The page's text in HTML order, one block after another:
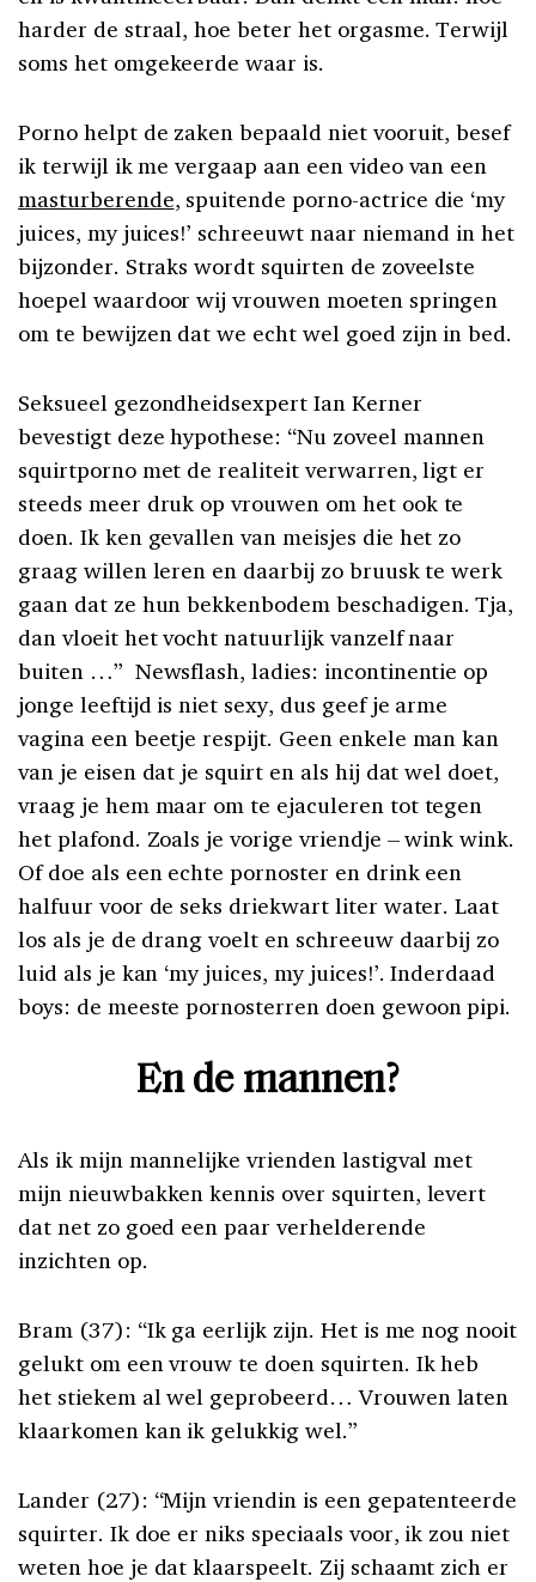
harder de straal, hoe beter het orgasme. Terwijl
soms het omgekeerde waar is.
Porno helpt de zaken bepaald niet vooruit, besef
ik terwijl ik me vergaap aan een video van een
masturberende, spuitende porno-actrice die ‘my
juices, my juices!’ schreeuwt naar niemand in het
bijzonder. Straks wordt squirten de zoveelste
hoepel waardoor wij vrouwen moeten springen
om te bewijzen dat we echt wel goed zijn in bed.
Seksueel gezondheidsexpert Ian Kerner
bevestigt deze hypothese: “Nu zoveel mannen
squirtporno met de realiteit verwarren, ligt er
steeds meer druk op vrouwen om het ook te
doen. Ik ken gevallen van meisjes die het zo
graag willen leren en daarbij zo bruusk te werk
gaan dat ze hun bekkenbodem beschadigen. Tja,
dan vloeit het vocht natuurlijk vanzelf naar
buiten …” Newsflash, ladies: incontinentie op
jonge leeftijd is niet sexy, dus geef je arme
vagina een beetje respijt. Geen enkele man kan
van je eisen dat je squirt en als hij dat wel doet,
vraag je hem maar om te ejaculeren tot tegen
het plafond. Zoals je vorige vriendje – wink wink.
Of doe als een echte pornoster en drink een
halfuur voor de seks driekwart liter water. Laat
los als je de drang voelt en schreeuw daarbij zo
luid als je kan ‘my juices, my juices!’. Inderdaad
boys: de meeste pornosterren doen gewoon pipi.
En de mannen?
Als ik mijn mannelijke vrienden lastigval met
mijn nieuwbakken kennis over squirten, levert
dat net zo goed een paar verhelderende
inzichten op.
Bram (37): “Ik ga eerlijk zijn. Het is me nog nooit
gelukt om een vrouw te doen squirten. Ik heb
het stiekem al wel geprobeerd… Vrouwen laten
klaarkomen kan ik gelukkig wel.”
Lander (27): “Mijn vriendin is een gepatenteerde
squirter. Ik doe er niks speciaals voor, ik zou niet
weten hoe je dat klaarspeelt. Zij schaamt zich er